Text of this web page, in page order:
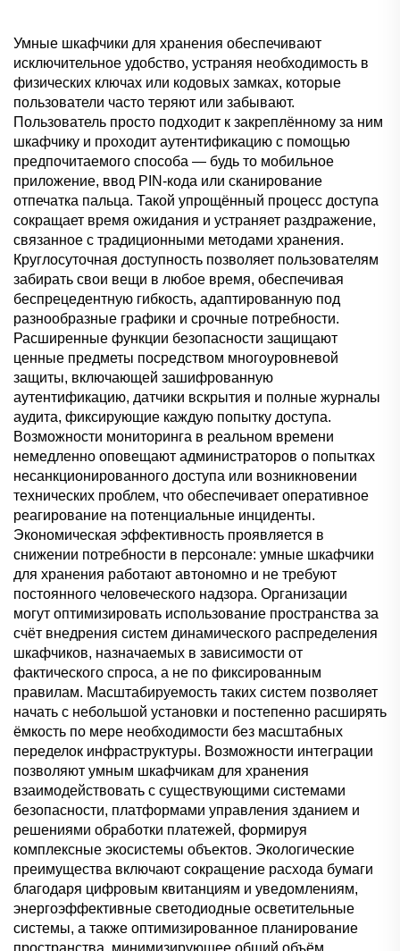
Умные шкафчики для хранения обеспечивают
исключительное удобство, устраняя необходимость в
физических ключах или кодовых замках, которые
пользователи часто теряют или забывают.
Пользователь просто подходит к закреплённому за ним
шкафчику и проходит аутентификацию с помощью
предпочитаемого способа — будь то мобильное
приложение, ввод PIN-кода или сканирование
отпечатка пальца. Такой упрощённый процесс доступа
сокращает время ожидания и устраняет раздражение,
связанное с традиционными методами хранения.
Круглосуточная доступность позволяет пользователям
забирать свои вещи в любое время, обеспечивая
беспрецедентную гибкость, адаптированную под
разнообразные графики и срочные потребности.
Расширенные функции безопасности защищают
ценные предметы посредством многоуровневой
защиты, включающей зашифрованную
аутентификацию, датчики вскрытия и полные журналы
аудита, фиксирующие каждую попытку доступа.
Возможности мониторинга в реальном времени
немедленно оповещают администраторов о попытках
несанкционированного доступа или возникновении
технических проблем, что обеспечивает оперативное
реагирование на потенциальные инциденты.
Экономическая эффективность проявляется в
снижении потребности в персонале: умные шкафчики
для хранения работают автономно и не требуют
постоянного человеческого надзора. Организации
могут оптимизировать использование пространства за
счёт внедрения систем динамического распределения
шкафчиков, назначаемых в зависимости от
фактического спроса, а не по фиксированным
правилам. Масштабируемость таких систем позволяет
начать с небольшой установки и постепенно расширять
ёмкость по мере необходимости без масштабных
переделок инфраструктуры. Возможности интеграции
позволяют умным шкафчикам для хранения
взаимодействовать с существующими системами
безопасности, платформами управления зданием и
решениями обработки платежей, формируя
комплексные экосистемы объектов. Экологические
преимущества включают сокращение расхода бумаги
благодаря цифровым квитанциям и уведомлениям,
энергоэффективные светодиодные осветительные
системы, а также оптимизированное планирование
пространства, минимизирующее общий объём